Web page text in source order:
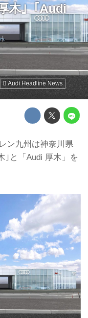
木｣「Audi
Audi Headline News
ン九州は神奈川県
｣と「Audi 厚木」を